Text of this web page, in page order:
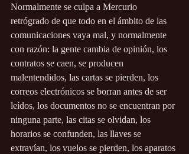
Normalmente se culpa a Mercurio
retrógrado de que todo en el ámbito de las
comunicaciones vaya mal, y normalmente
con razón: la gente cambia de opinión, los
contratos se caen, se producen
malentendidos, las cartas se pierden, los
correos electrónicos se borran antes de ser
leídos, los documentos no se encuentran por
ninguna parte, las citas se olvidan, los
horarios se confunden, las llaves se
extravían, los vuelos se pierden, los aparatos